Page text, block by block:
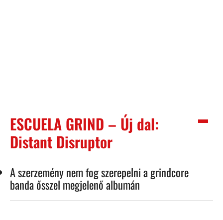
ESCUELA GRIND – Új dal:
Distant Disruptor
A szerzemény nem fog szerepelni a grindcore
banda ősszel megjelenő albumán